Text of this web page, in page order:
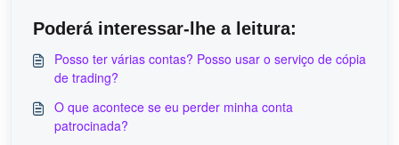
Poderá interessar-lhe a leitura:
Posso ter várias contas? Posso usar o serviço de cópia
de trading?
O que acontece se eu perder minha conta
patrocinada?